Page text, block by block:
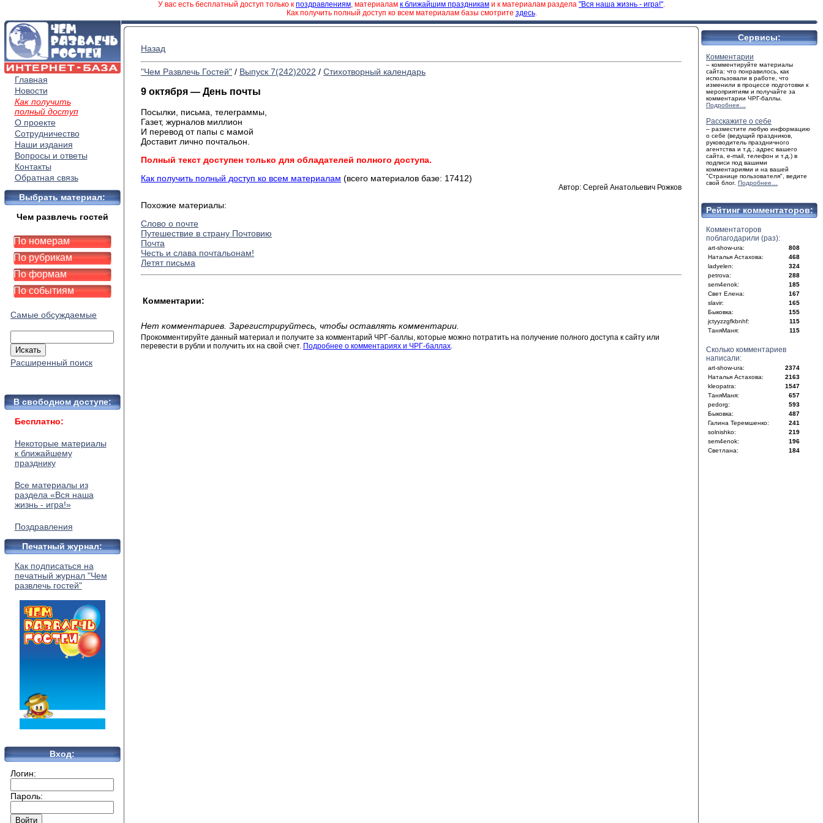
У вас есть бесплатный доступ только к поздравлениям, материалам к ближайшим праздникам и к материалам раздела "Вся наша жизнь - игра!".
Как получить полный доступ ко всем материалам базы смотрите здесь.
Главная
Новости
Как получить
полный доступ
О проекте
Сотрудничество
Наши издания
Вопросы и ответы
Контакты
Обратная связь
Выбрать материал:
Чем развлечь гостей
По номерам
По рубрикам
По формам
По событиям
Самые обсуждаемые
Расширенный поиск
В свободном доступе:
Бесплатно:
Некоторые материалы
к ближайшему
празднику
Все материалы из
раздела «Вся наша
жизнь - игра!»
Поздравления
Печатный журнал:
Как подписаться на
печатный журнал "Чем
развлечь гостей"
Вход:
Логин:
Пароль:
Назад
"Чем Развлечь Гостей" / Выпуск 7(242)2022 / Стихотворный календарь
9 октября — День почты
Посылки, письма, телеграммы,
Газет, журналов миллион
И перевод от папы с мамой
Доставит лично почтальон.
Полный текст доступен только для обладателей полного доступа.
Как получить полный доступ ко всем материалам (всего материалов базе: 17412)
Автор: Сергей Анатольевич Рожков
Похожие материалы:
Слово о почте
Путешествие в страну Почтовию
Почта
Честь и слава почтальонам!
Летят письма
Комментарии:
Нет комментариев. Зарегистрируйтесь, чтобы оставлять комментарии.
Прокомментируйте данный материал и получите за комментарий ЧРГ-баллы, которые можно потратить на получение полного доступа к сайту или
перевести в рубли и получить их на свой счет. Подробнее о комментариях и ЧРГ-баллах.
Сервисы:
Комментарии
– комментируйте материалы
сайта: что понравилось, как
использовали в работе, что
изменили в процессе подготовки к
мероприятиям и получайте за
комментарии ЧРГ-баллы.
Подробнее…
Расскажите о себе
– разместите любую информацию
о себе (ведущий праздников,
руководитель праздничного
агентства и т.д.; адрес вашего
сайта, e-mail, телефон и т.д.) в
подписи под вашими
комментариями и на вашей
"Странице пользователя", ведите
свой блог. Подробнее…
Рейтинг комментаторов:
Комментаторов
поблагодарили (раз):
art-show-ura:
808
Наталья Астахова:
468
ladyelen:
324
petrova:
288
sem4enok:
185
Свет Елена:
167
slavir:
165
Быковка:
155
jctyyzzgfkbnhf:
115
ТаняМаня:
115
Сколько комментариев
написали:
art-show-ura:
2374
Наталья Астахова:
2163
kleopatra:
1547
ТаняМаня:
657
pedorg:
593
Быковка:
487
Галина Теремшенко:
241
solnishko:
219
sem4enok:
196
Светлана:
184